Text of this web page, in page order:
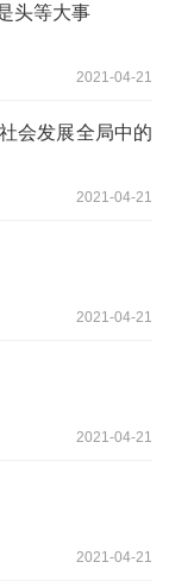
头等大事
2021-04-21
会发展全局中的
2021-04-21
2021-04-21
2021-04-21
2021-04-21